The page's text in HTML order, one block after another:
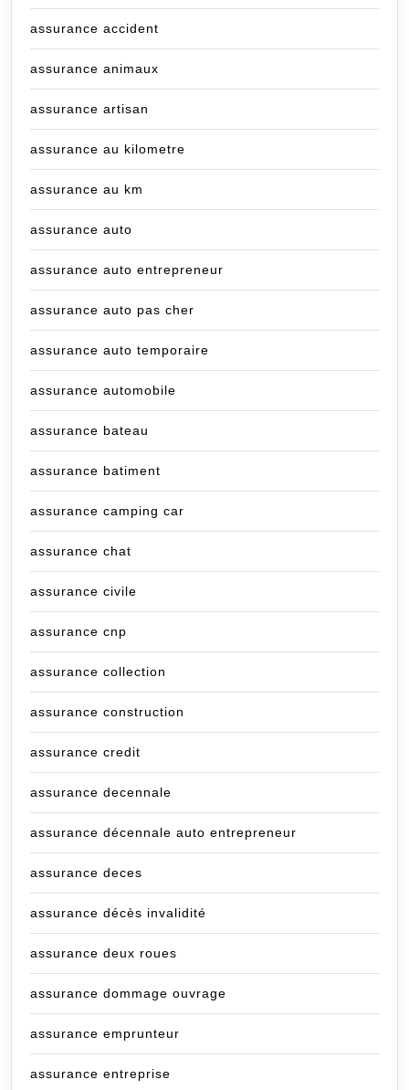
assurance accident
assurance animaux
assurance artisan
assurance au kilometre
assurance au km
assurance auto
assurance auto entrepreneur
assurance auto pas cher
assurance auto temporaire
assurance automobile
assurance bateau
assurance batiment
assurance camping car
assurance chat
assurance civile
assurance cnp
assurance collection
assurance construction
assurance credit
assurance decennale
assurance décennale auto entrepreneur
assurance deces
assurance décès invalidité
assurance deux roues
assurance dommage ouvrage
assurance emprunteur
assurance entreprise